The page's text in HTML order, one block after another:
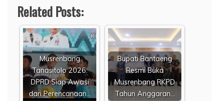
Related Posts:
Musrenbang
Tanasitolo 2026:
DPRD Siap Awasi
dari Perencanaan…
Bupati Bantaeng
Resmi Buka
Musrenbang RKPD
Tahun Anggaran…